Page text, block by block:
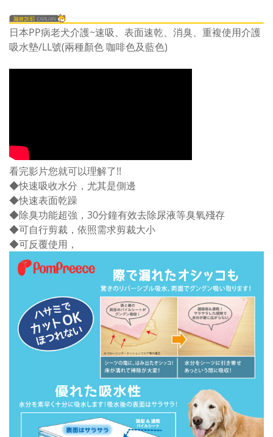
日本PP病老犬介護~速吸、表面速乾、消臭、重複使用介護
吸水墊/LL號(兩種顏色 咖啡色及藍色)
看完影片您就可以理解了!!
◆快速吸收水分，尤其是側邊
◆快速表面乾躁
◆除臭功能超強，30分鐘有效去除尿液等臭氧殘存
◆可自行剪裁，依照需求剪裁大小
◆可反覆使用，